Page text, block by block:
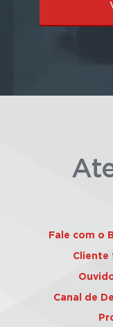
Fale com o
Cliente
Canal de